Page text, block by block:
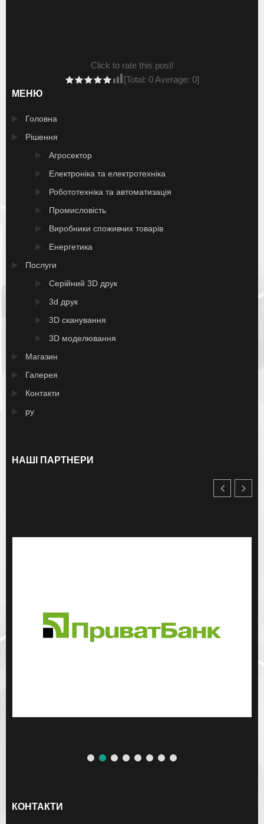
Click to rate this post!
[Total: 0Average: 0]
МЕНЮ
Головна
Рішення
Агросектор
Електроніка та електротехніка
Робототехніка та автоматизація
Промисловість
Виробники споживчих товарів
Енергетика
Послуги
Серійний 3D друк
3d друк
3D сканування
3D моделювання
Магазин
Галерея
Контакти
ру
НАШІ ПАРТНЕРИ
КОНТАКТИ